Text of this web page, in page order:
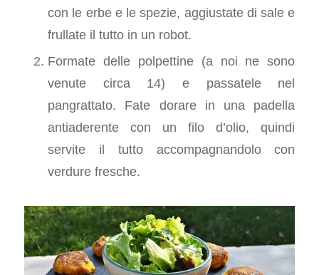
con le erbe e le spezie, aggiustate di sale e
frullate il tutto in un robot.
Formate delle polpettine (a noi ne sono
venute circa 14) e passatele nel
pangrattato. Fate dorare in una padella
antiaderente con un filo d’olio, quindi
servite il tutto accompagnandolo con
verdure fresche.